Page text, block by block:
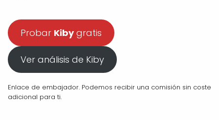
Probar Kibygratis
Ver análisis de Kiby
Enlace de embajador. Podemos recibir una comisión sin coste
adicional para ti.